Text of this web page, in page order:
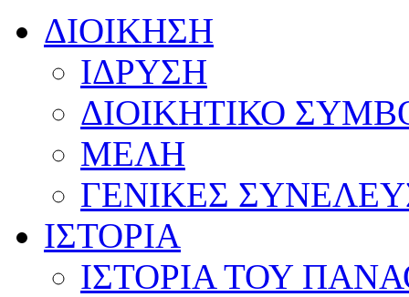
ΔΙΟΙΚΗΣΗ
ΙΔΡΥΣΗ
ΔΙΟΙΚΗΤΙΚΟ
ΜΕΛΗ
ΓΕΝΙΚΕΣ
ΙΣΤΟΡΙΑ
ΙΣΤΟΡΙΑ ΤΟΥ